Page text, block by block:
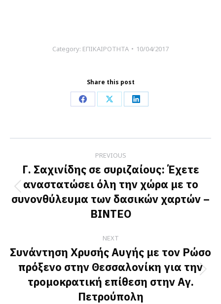
Category: ΕΠΙΚΑΙΡΟΤΗΤΑ 10/04/2017
Share this post
Share
Facebook
Share
X
Share
LinkedIn
navigation
PREVIOUS
Previous
post:
Γ. Σαχινίδης σε συριζαίους: Έχετε
αναστατώσει όλη την χώρα με το
συνονθύλευμα των δασικών χαρτών –
ΒΙΝΤΕΟ
NEXT
Next
post:
Συνάντηση Χρυσής Αυγής με τον Ρώσο
πρόξενο στην Θεσσαλονίκη για την
τρομοκρατική επίθεση στην Αγ.
Πετρούπολη